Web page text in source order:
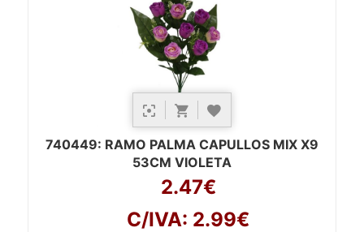
740449: RAMO PALMA CAPULLOS MIX X9
53CM VIOLETA
2.47€
C/IVA: 2.99€